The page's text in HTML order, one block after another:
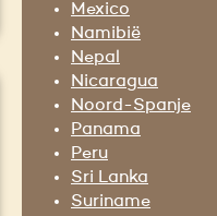
Mexico
Namibië
Nepal
Nicaragua
Noord-Spanje
Panama
Peru
Sri Lanka
Suriname